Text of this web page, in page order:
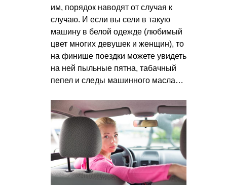
им, порядок наводят от случая к
случаю. И если вы сели в такую
машину в белой одежде (любимый
цвет многих девушек и женщин), то
на финише поездки можете увидеть
на ней пыльные пятна, табачный
пепел и следы машинного масла…